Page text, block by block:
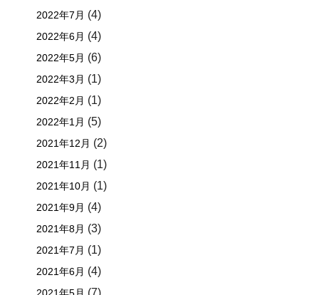
2022年7月 (4)
2022年6月 (4)
2022年5月 (6)
2022年3月 (1)
2022年2月 (1)
2022年1月 (5)
2021年12月 (2)
2021年11月 (1)
2021年10月 (1)
2021年9月 (4)
2021年8月 (3)
2021年7月 (1)
2021年6月 (4)
(7)